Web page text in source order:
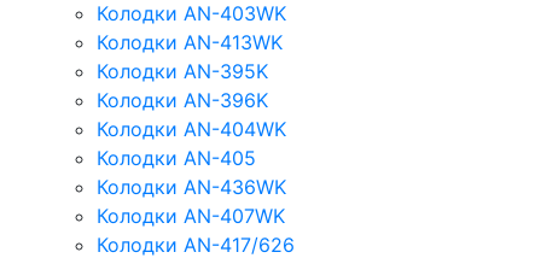
Колодки AN-403WK
Колодки AN-413WK
Колодки AN-395K
Колодки AN-396K
Колодки AN-404WK
Колодки AN-405
Колодки AN-436WK
Колодки AN-407WK
Колодки AN-417/626